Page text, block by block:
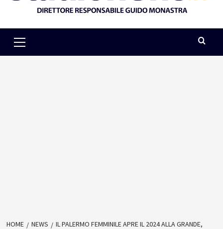
Menu
HOME NEWS
IL PALERMO FEMMINILE APRE IL 2024 ALLA GRANDE,